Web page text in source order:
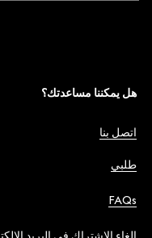
هل يمكننا مساعدتك؟
اتصل بنا
طلبي
FAQs